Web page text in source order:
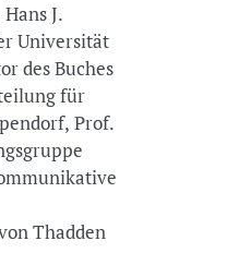
J.
Universität
des Buches
für
Prof.
Thadden